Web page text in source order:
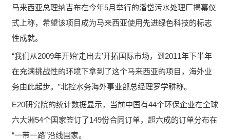
马来西亚总理纳吉布在今年5月举行的潘岱污水处理厂揭幕仪
式上称，希望该项目成为马来西亚使用先进绿色科技的标志
性成就。
“我们从2009年开始‘走出去’开拓国际市场，到2011年下半年
在充满挑战性的环境下拿到了这个马来西亚的项目，海外业
务由此起步。”北控水务海外事业部总经理罗学耕称。
E20研究院的统计数据显示，当前中国有44个环保企业在全球
六大洲54个国家签订了149份合同订单，超六成的订单分布在
“一带一路”沿线国家。